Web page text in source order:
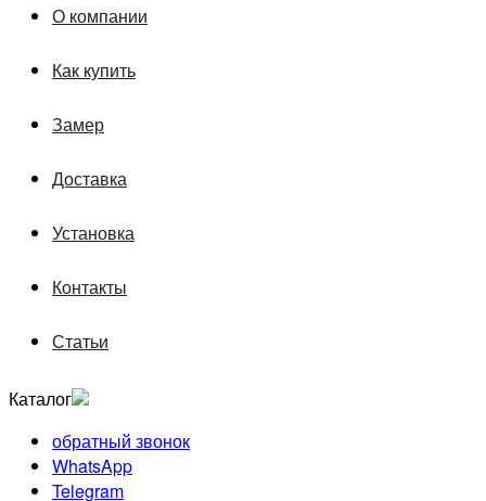
О компании
Как купить
Замер
Доставка
Установка
Контакты
Статьи
Каталог
обратный звонок
WhatsApp
Telegram